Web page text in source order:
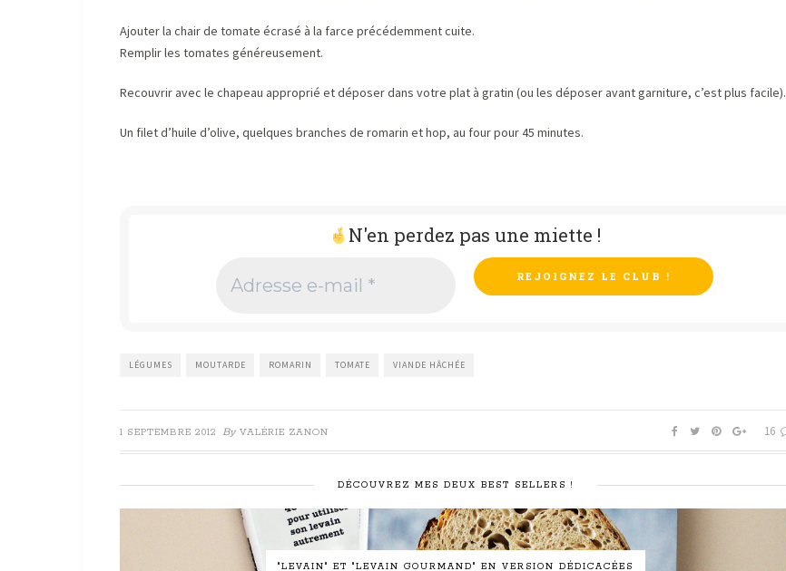
Ajouter la chair de tomate écrasé à la farce précédemment cuite.
Remplir les tomates généreusement.
Recouvrir avec le chapeau approprié et déposer dans votre plat à gratin (ou les déposer avant garniture, c’est plus facile).
Un filet d’huile d’olive, quelques branches de romarin et hop, au four pour 45 minutes.
N'en perdez pas une miette !
e-
LÉGUMES MOUTARDE ROMARIN TOMATE VIANDE HÂCHÉE
1 SEPTEMBRE 2012 By VALÉRIE ZANON 16
DÉCOUVREZ MES DEUX BEST SELLERS !
"LEVAIN" ET "LEVAIN GOURMAND" EN VERSION DÉDICACÉES